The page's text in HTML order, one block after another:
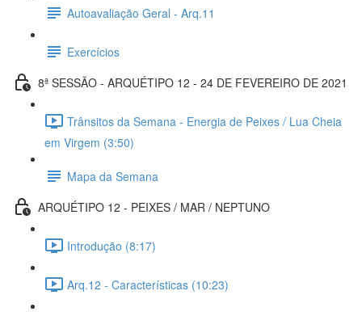
Autoavaliação Geral - Arq.11
Exercícios
8ª SESSÃO - ARQUÉTIPO 12 - 24 DE FEVEREIRO DE 2021
Trânsitos da Semana - Energia de Peixes / Lua Cheia
em Virgem (3:50)
Mapa da Semana
ARQUÉTIPO 12 - PEIXES / MAR / NEPTUNO
Introdução (8:17)
Arq.12 - Características (10:23)